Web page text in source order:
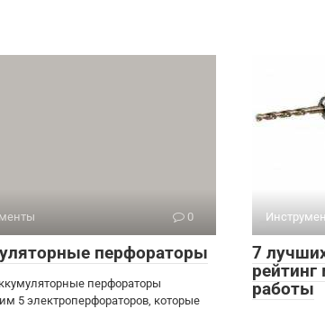
0
перфораторы
перфораторы
5 электроперфораторов, которые
7
работы